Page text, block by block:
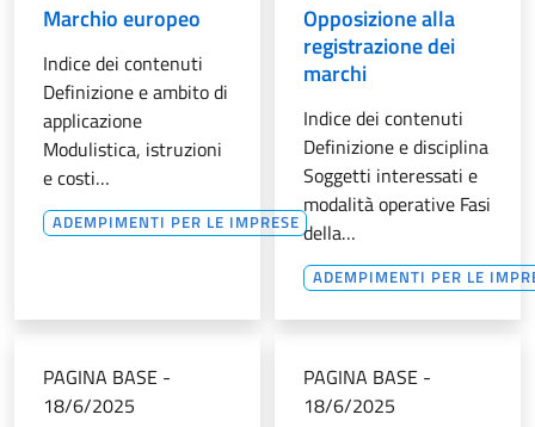
Marchio europeo
Indice dei contenuti
Definizione e ambito di
applicazione
Modulistica, istruzioni
e costi…
ADEMPIMENTI PER LE IMPRESE
Opposizione alla
registrazione dei
marchi
Indice dei contenuti
Definizione e disciplina
Soggetti interessati e
modalità operative Fasi
della…
ADEMPIMENTI PER LE
PAGINA BASE -
18/6/2025
PAGINA BASE -
18/6/2025